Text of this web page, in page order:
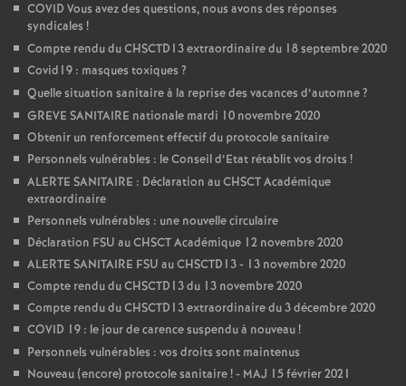
COVID Vous avez des questions, nous avons des réponses
syndicales !
Compte rendu du CHSCTD13 extraordinaire du 18 septembre 2020
Covid19 : masques toxiques ?
Quelle situation sanitaire à la reprise des vacances d’automne?
GREVE SANITAIRE nationale mardi 10 novembre 2020
Obtenir un renforcement effectif du protocole sanitaire
Personnels vulnérables : le Conseil d’Etat rétablit vos droits !
ALERTE SANITAIRE : Déclaration au CHSCT Académique
extraordinaire
Personnels vulnérables : une nouvelle circulaire
Déclaration FSU au CHSCT Académique 12 novembre 2020
ALERTE SANITAIRE FSU au CHSCTD13 - 13 novembre 2020
Compte rendu du CHSCTD13 du 13 novembre 2020
Compte rendu du CHSCTD13 extraordinaire du 3 décembre 2020
COVID 19 : le jour de carence suspendu à nouveau!
Personnels vulnérables : vos droits sont maintenus
Nouveau (encore) protocole sanitaire! - MAJ 15 février 2021